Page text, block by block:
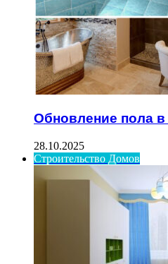
Обновление пола в
28.10.2025
Строительство Домов